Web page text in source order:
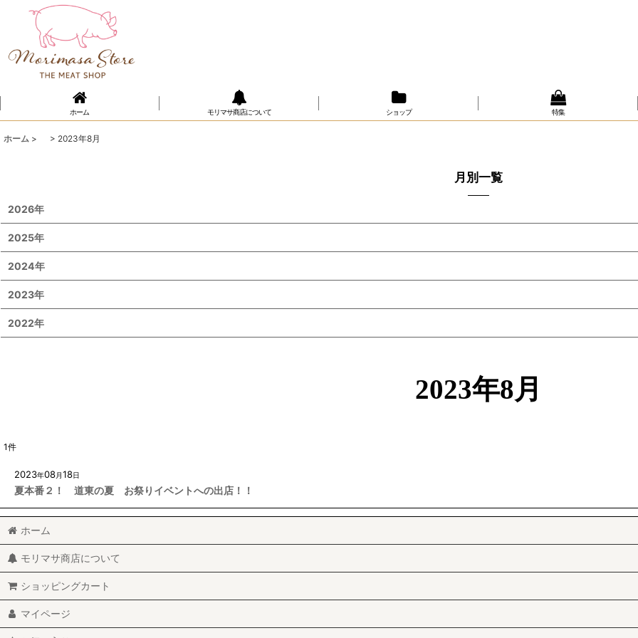
ホーム モリマサ商店について ショップ 特集
ホーム > > 2023年8月
2023年8月
1件
2023年08月18日
夏本番２！ 道東の夏 お祭りイベントへの出店！！
月別一覧
2026年
2025年
2024年
2023年
2022年
ホーム
モリマサ商店について
ショッピングカート
マイページ